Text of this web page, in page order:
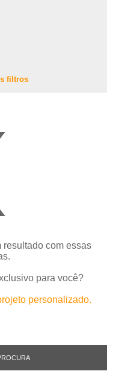
filtros
resultado com essas
para você?
personalizado.